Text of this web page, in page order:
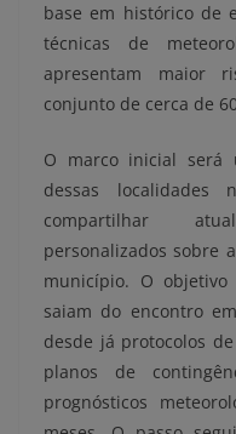
base em histórico de
técnicas de
apresentam maior
conjunto de cerca de
O marco inicial será
dessas localidades
compartilhar
personalizados sobre
município. O
saiam do encontro
desde já protocolos
planos de
prognósticos